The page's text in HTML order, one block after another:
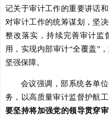
记关于审计工作的重要讲话
对审计工作的统筹谋划，坚
整改落实，持续完善审计监
用，实现内部审计“全覆盖”
坚强保障。
会议强调，部系统各单
务，以高质量审计监督护航
要坚持将加强党的领导贯穿审